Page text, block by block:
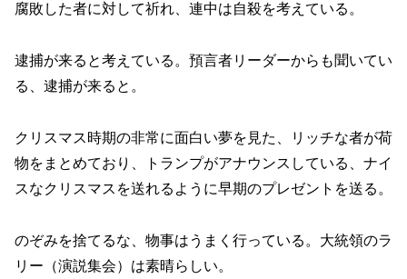
腐敗した者に対して祈れ、連中は自殺を考えている。
逮捕が来ると考えている。預言者リーダーからも聞いてい
る、逮捕が来ると。
クリスマス時期の非常に面白い夢を見た、リッチな者が荷
物をまとめており、トランプがアナウンスしている、ナイ
スなクリスマスを送れるように早期のプレゼントを送る。
のぞみを捨てるな、物事はうまく行っている。大統領のラ
リー（演説集会）は素晴らしい。